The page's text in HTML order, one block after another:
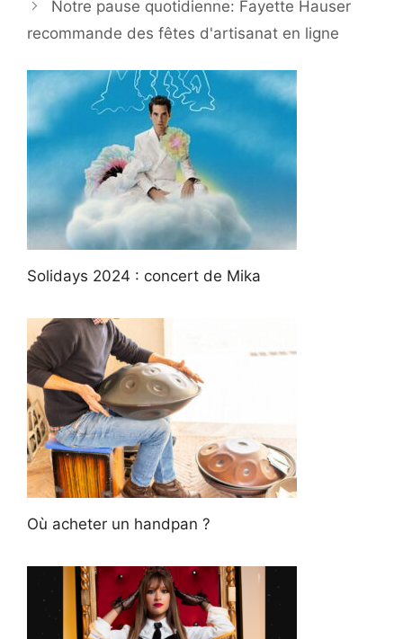
Notre pause quotidienne: Fayette Hauser
recommande des fêtes d'artisanat en ligne
Solidays 2024 : concert de Mika
Où acheter un handpan ?